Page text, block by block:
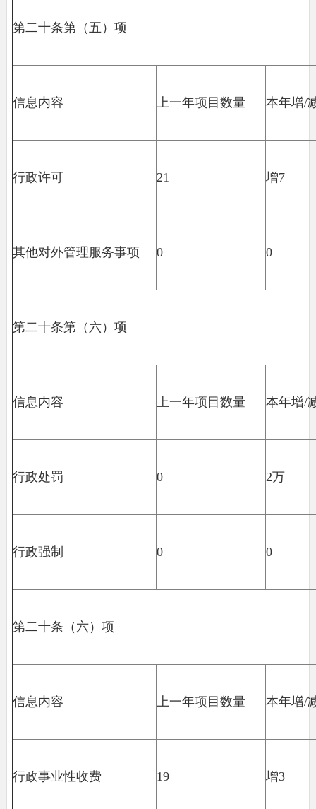
第二十条第（五）项
信息内容 上一年项目数量 本年增/
行政许可 21 增7
其他对外管理服务事项 0 0
第二十条第（六）项
信息内容 上一年项目数量 本年增/
行政处罚 0 2万
行政强制 0 0
第二十条（六）项
信息内容 上一年项目数量 本年增/
行政事业性收费 19 增3